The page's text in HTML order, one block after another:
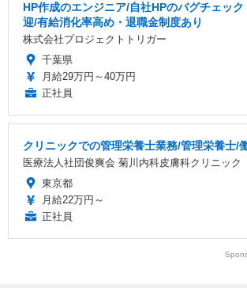
HP作成のエンジニア/自社HPのバグチェッ
迎/有給消化率高め・退職金制度あり
株式会社プロジェクトトリガー
千葉県
月給29万円～40万円
正社員
クリニックでの管理栄養士業務/管理栄養士/
医療法人社団俊爽会 菊川内科皮膚科クリニック
東京都
月給22万円～
正社員